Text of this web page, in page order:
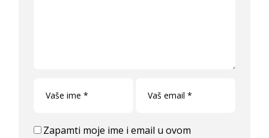
Zapamti moje ime i email u ovom